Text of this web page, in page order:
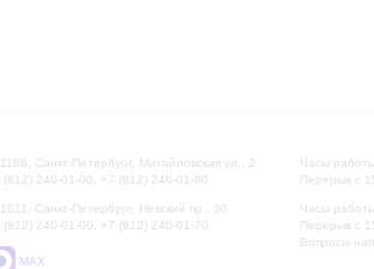
Санкт-Петербург, Михайловская ул., 2
(812) 240-01-00, +7 (812) 240-01-80
Санкт-Петербург, Невский пр., 30
(812) 240-01-00, +7 (812) 240-01-70
MAX
Часы
Перерыв с
Часы
Перерыв с
Вопросы